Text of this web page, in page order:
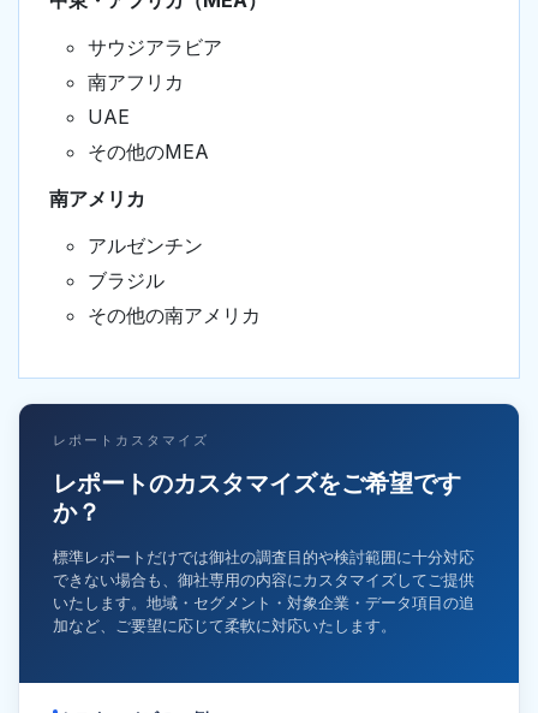
サウジアラビア
南アフリカ
UAE
その他のMEA
南アメリカ
アルゼンチン
ブラジル
その他の南アメリカ
レポートカスタマイズ
レポートのカスタマイズをご希望です
か？
標準レポートだけでは御社の調査目的や検討範囲に十分対応
できない場合も、御社専用の内容にカスタマイズしてご提供
いたします。地域・セグメント・対象企業・データ項目の追
加など、ご要望に応じて柔軟に対応いたします。